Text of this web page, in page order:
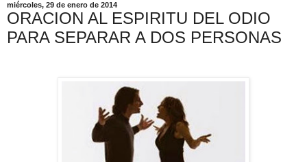
miércoles, 29 de enero de 2014
ORACION AL ESPIRITU DEL ODIO
PARA SEPARAR A DOS PERSONAS